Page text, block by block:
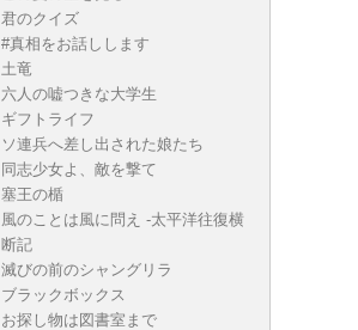
君のクイズ
#真相をお話しします
土竜
六人の嘘つきな大学生
ギフトライフ
ソ連兵へ差し出された娘たち
同志少女よ、敵を撃て
塞王の楯
風のことは風に問え -太平洋往復横
断記
滅びの前のシャングリラ
ブラックボックス
お探し物は図書室まで